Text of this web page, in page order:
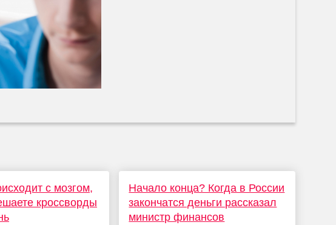
с мозгом,
кроссворды
Начало конца? Когда в России
закончатся деньги рассказал
министр финансов